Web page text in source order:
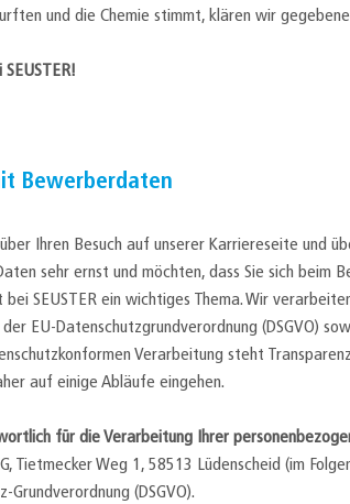
und die Chemie stimmt, klären wir
Bewerberdaten
Ihren Besuch auf unserer Karriereseite und
sehr ernst und möchten, dass Sie sich beim
SEUSTER ein wichtiges Thema. Wir
EU-Datenschutzgrundverordnung (DSGVO)
Verarbeitung steht
auf einige Abläufe eingehen.
für die Verarbeitung Ihrer
Tietmecker Weg 1, 58513 Lüdenscheid (im
Grundverordnung (DSGVO).